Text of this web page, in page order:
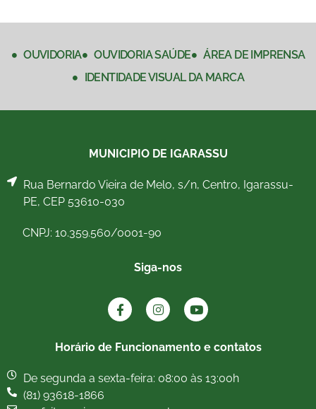
OUVIDORIA OUVIDORIA SAÚDE
ÁREA DE IMPRENSA
IDENTIDADE VISUAL DA MARCA
MUNICIPIO DE IGARASSU
Rua Bernardo Vieira de Melo, s/n, Centro, Igarassu-
PE, CEP 53610-030
CNPJ: 10.359.560/0001-90
Siga-nos
Horário de Funcionamento e contatos
De segunda a sexta-feira: 08:00 às 13:00h
(81) 93618-1866